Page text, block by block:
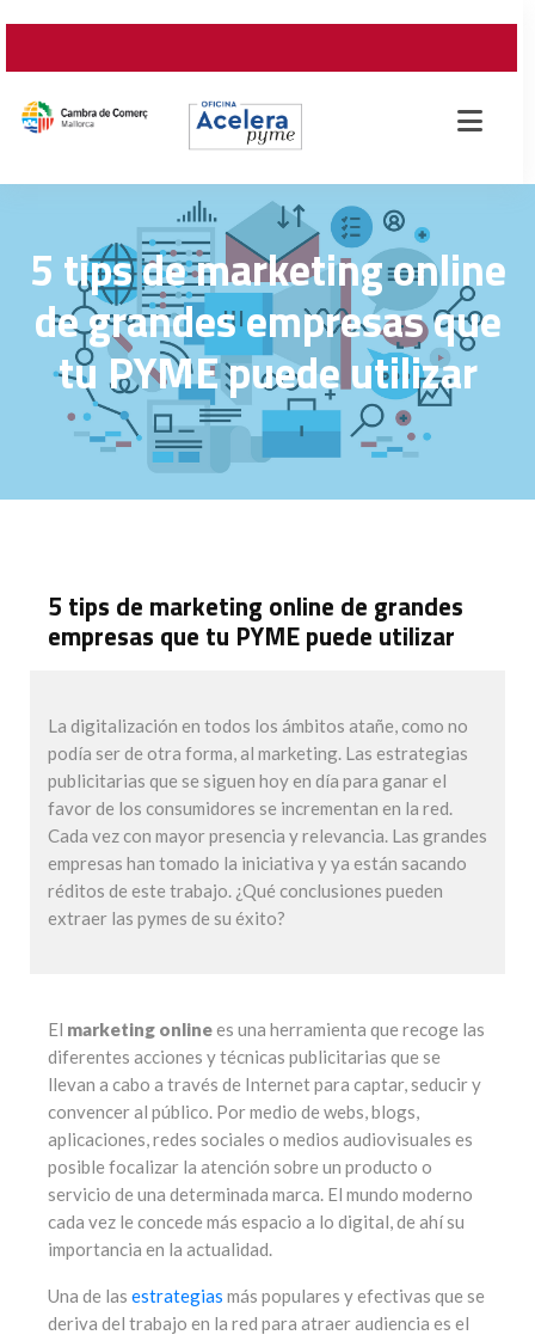
5 tips de marketing online
de grandes empresas que
tu PYME puede utilizar
5 tips de marketing online de grandes
empresas que tu PYME puede utilizar
La digitalización en todos los ámbitos atañe, como no
podía ser de otra forma, al marketing. Las estrategias
publicitarias que se siguen hoy en día para ganar el
favor de los consumidores se incrementan en la red.
Cada vez con mayor presencia y relevancia. Las grandes
empresas han tomado la iniciativa y ya están sacando
réditos de este trabajo. ¿Qué conclusiones pueden
extraer las pymes de su éxito?
El marketing onlinees una herramienta que recoge las
diferentes acciones y técnicas publicitarias que se
llevan a cabo a través de Internet para captar, seducir y
convencer al público. Por medio de webs, blogs,
aplicaciones, redes sociales o medios audiovisuales es
posible focalizar la atención sobre un producto o
servicio de una determinada marca. El mundo moderno
cada vez le concede más espacio a lo digital, de ahí su
importancia en la actualidad.
Una de las estrategias más populares y efectivas que se
deriva del trabajo en la red para atraer audiencia es el